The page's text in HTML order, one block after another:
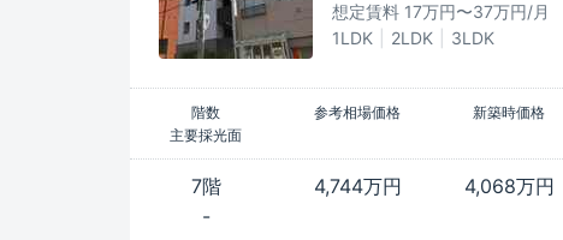
想定賃料 17万円〜37万円/月
1LDK
2LDK 3LDK
階数 参考相場価格 新築時価格
主要採光面
7階 4,744万円 4,068万円
-